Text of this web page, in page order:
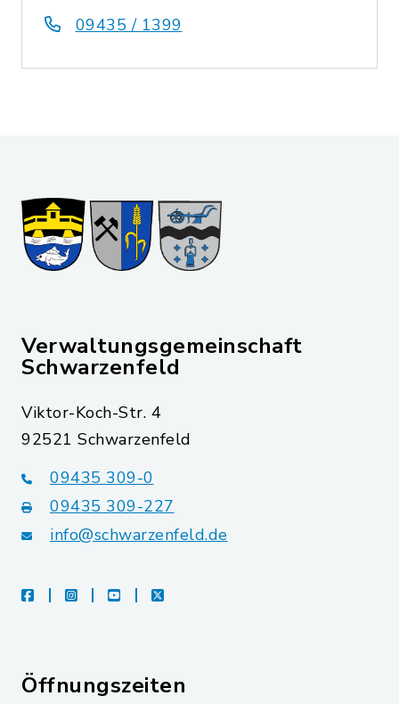
09435 / 1399
Verwaltungsgemeinschaft
Schwarzenfeld
Viktor-Koch-Str. 4
92521 Schwarzenfeld
09435 309-0
09435 309-227
info@schwarzenfeld.de
facebookinstagramyoutubeX
Öffnungszeiten